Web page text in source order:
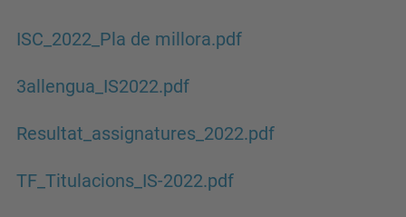
ISC_2022_Pla de millora.pdf
3allengua_IS2022.pdf
Resultat_assignatures_2022.pdf
TF_Titulacions_IS-2022.pdf